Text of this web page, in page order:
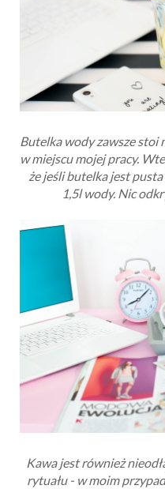
Butelka wody zawsze stoi
w miejscu mojej pracy.
że jeśli butelka jest
1,5l wody. Nic
Kawa jest również
rytuału - w moim